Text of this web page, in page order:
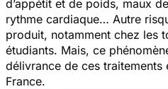
d’appétit et de poids, maux
rythme cardiaque… Autre
produit, notamment chez les
étudiants. Mais, ce
délivrance de ces traitements
France.